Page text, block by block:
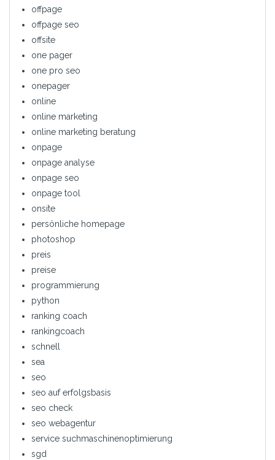
offpage
offpage seo
offsite
one pager
one pro seo
onepager
online
online marketing
online marketing beratung
onpage
onpage analyse
onpage seo
onpage tool
onsite
persönliche homepage
photoshop
preis
preise
programmierung
python
ranking coach
rankingcoach
schnell
sea
seo
seo auf erfolgsbasis
seo check
seo webagentur
service suchmaschinenoptimierung
sgd